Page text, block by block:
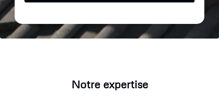
Notre expertise